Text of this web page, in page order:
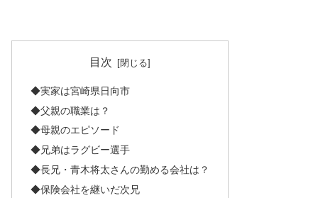
目次
◆実家は宮崎県日向市
◆父親の職業は？
◆母親のエピソード
◆兄弟はラグビー選手
◆長兄・青木将太さんの勤める会社は？
◆保険会社を継いだ次兄